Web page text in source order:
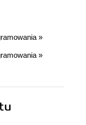
»
»